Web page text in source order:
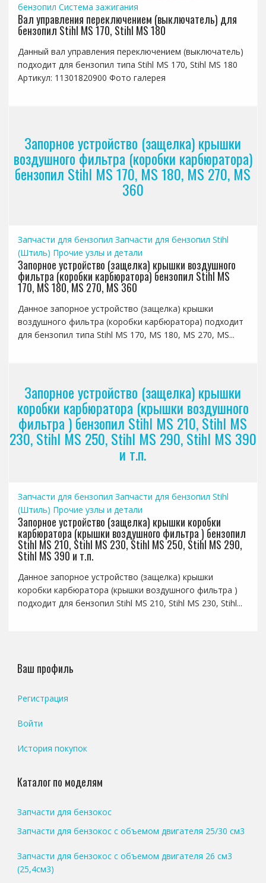
бензопил Система зажигания
Вал управления переключением (выключатель) для
бензопил Stihl MS 170, Stihl MS 180
Данный вал управления переключением (выключатель)
подходит для бензопил типа Stihl MS 170, Stihl MS 180
Артикул: 11301820900 Фото галерея
Запорное устройство (защелка) крышки
воздушного фильтра (коробки карбюратора)
бензопил Stihl MS 170, MS 180, MS 270, MS
360
Запчасти для бензопил Запчасти для бензопил Stihl
(Штиль) Прочие узлы и детали
Запорное устройство (защелка) крышки воздушного
фильтра (коробки карбюратора) бензопил Stihl MS
170, MS 180, MS 270, MS 360
Данное запорное устройство (защелка) крышки
воздушного фильтра (коробки карбюратора) подходит
для бензопил типа Stihl MS 170, MS 180, MS 270, MS...
Запорное устройство (защелка) крышки
коробки карбюратора (крышки воздушного
фильтра ) бензопил Stihl MS 210, Stihl MS
230, Stihl MS 250, Stihl MS 290, Stihl MS 390
и т.п.
Запчасти для бензопил Запчасти для бензопил Stihl
(Штиль) Прочие узлы и детали
Запорное устройство (защелка) крышки коробки
карбюратора (крышки воздушного фильтра ) бензопил
Stihl MS 210, Stihl MS 230, Stihl MS 250, Stihl MS 290,
Stihl MS 390 и т.п.
Данное запорное устройство (защелка) крышки
коробки карбюратора (крышки воздушного фильтра )
подходит для бензопил Stihl MS 210, Stihl MS 230, Stihl...
Ваш профиль
Регистрация
Войти
История покупок
Каталог по моделям
Запчасти для бензокос
Запчасти для бензокос с объемом двигателя 25/30 см3
Запчасти для бензокос с объемом двигателя 26 см3
(25,4см3)